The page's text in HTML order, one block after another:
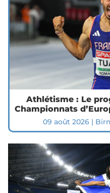
Athlétisme : Le
Championnats
09 août 2026 |